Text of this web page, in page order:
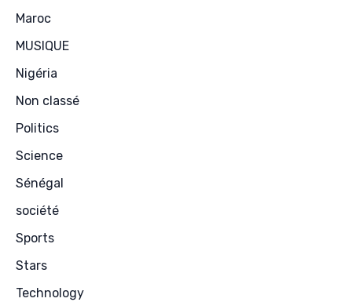
Maroc
MUSIQUE
Nigéria
Non classé
Politics
Science
Sénégal
société
Sports
Stars
Technology